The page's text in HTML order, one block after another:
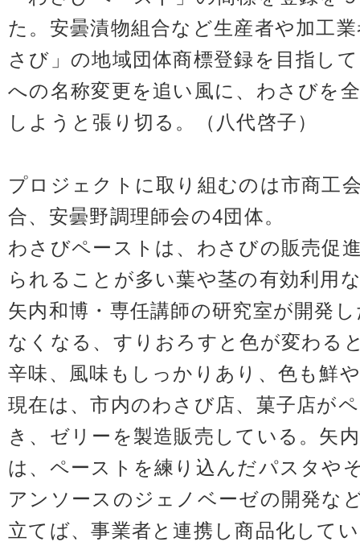
た。安曇漬物組合など生産者や加工
さび」の地域団体商標登録を目指し
への名称変更を追い風に、わさびを
しようと張り切る。（八代啓子）
プロジェクトに取り組むのは市商工
合、安曇野調理師会の4団体。
わさびペーストは、わさびの販売促
られることが多い葉や茎の有効利用
矢内和博・専任講師の研究室が開発
なくなる、すりおろすと色が変わる
辛味、風味もしっかりあり、色も鮮
現在は、市内のわさび店、菓子店が
き、ゼリーを製造販売している。矢
は、ペーストを練り込んだパスタや
アンソースのジェノベーゼの開発な
立てば、事業者と連携し商品化して